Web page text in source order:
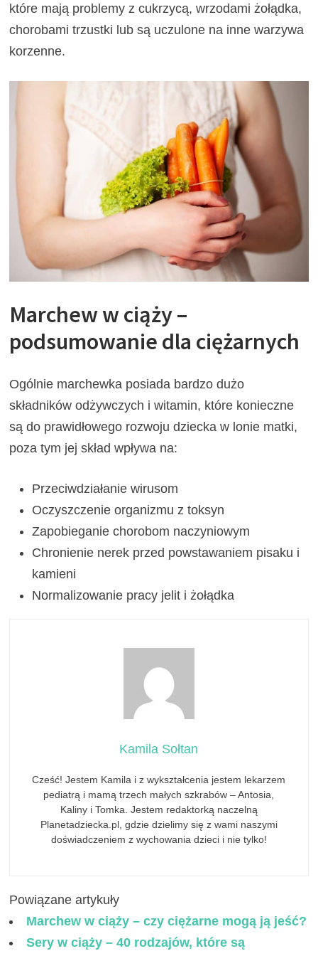
które mają problemy z cukrzycą, wrzodami żołądka,
chorobami trzustki lub są uczulone na inne warzywa
korzenne.
Marchew w ciąży –
podsumowanie dla ciężarnych
Ogólnie marchewka posiada bardzo dużo
składników odżywczych i witamin, które konieczne
są do prawidłowego rozwoju dziecka w lonie matki,
poza tym jej skład wpływa na:
Przeciwdziałanie wirusom
Oczyszczenie organizmu z toksyn
Zapobieganie chorobom naczyniowym
Chronienie nerek przed powstawaniem pisaku i
kamieni
Normalizowanie pracy jelit i żołądka
Kamila Sołtan
Cześć! Jestem Kamila i z wykształcenia jestem lekarzem
pediatrą i mamą trzech małych szkrabów – Antosia,
Kaliny i Tomka. Jestem redaktorką naczelną
Planetadziecka.pl, gdzie dzielimy się z wami naszymi
doświadczeniem z wychowania dzieci i nie tylko!
Powiązane artykuły
Marchew w ciąży – czy ciężarne mogą ją jeść?
Sery w ciąży – 40 rodzajów, które są